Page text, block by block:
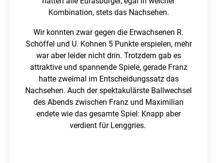
Kombination, stets das Nachsehen.
Wir konnten zwar gegen die Erwachsenen R.
Schöffel und U. Kohnen 5 Punkte erspielen, mehr
war aber leider nicht drin. Trotzdem gab es
attraktive und spannende Spiele, gerade Franz
hatte zweimal im Entscheidungssatz das
Nachsehen. Auch der spektakulärste Ballwechsel
des Abends zwischen Franz und Maximilian
endete wie das gesamte Spiel: Knapp aber
verdient für Lenggries.